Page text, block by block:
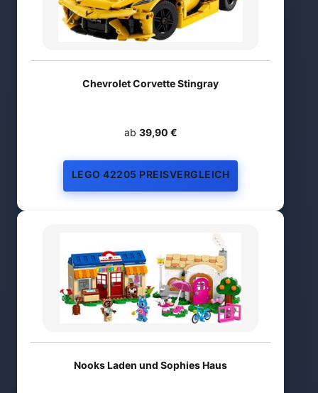
Chevrolet Corvette Stingray
ab 39,90 €
LEGO 42205 PREISVERGLEICH
Nooks Laden und Sophies Haus